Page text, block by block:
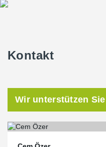
Kontakt
Wir unterstützen